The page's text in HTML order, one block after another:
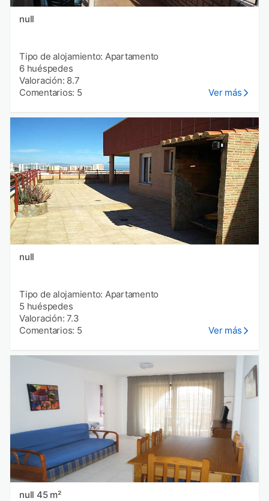
null
Tipo de alojamiento: Apartamento
6 huéspedes
Valoración: 8.7
Comentarios: 5
Ver más
null
Tipo de alojamiento: Apartamento
5 huéspedes
Valoración: 7.3
Comentarios: 5
Ver más
null 45 m²